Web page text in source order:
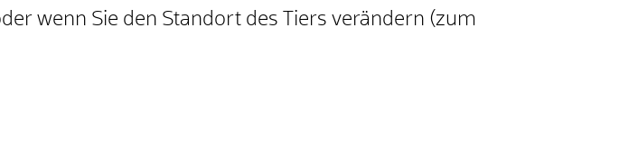
wenn Sie den Standort des Tiers verändern (zum